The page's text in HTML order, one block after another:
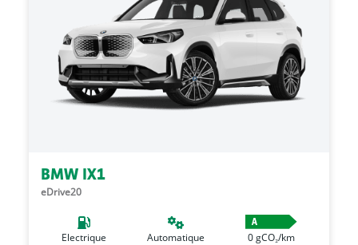
BMW IX1
eDrive20
Electrique Automatique
A
0gCO₂/km